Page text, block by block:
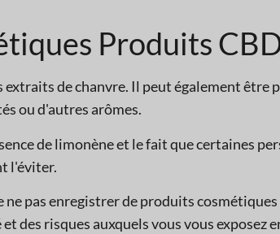
Produits
de chanvre. Il peut également être
ou d'autres arômes.
de limonène et le fait que certaines
l'éviter.
pas enregistrer de produits
des risques auxquels vous vous exposez